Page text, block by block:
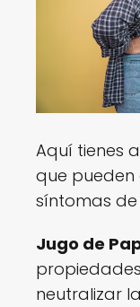
Aquí tienes
que
síntomas
Jugo de
neutralizar